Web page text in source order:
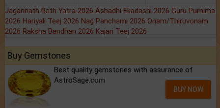
Jagannath Rath Yatra 2026 Ashadhi Ekadashi 2026 Guru Purnima
2026 Hariyali Teej 2026 Nag Panchami 2026 Onam/Thiruvonam
2026 Raksha Bandhan 2026 Kajari Teej 2026
Buy Gemstones
Best quality gemstones with assurance of
AstroSage.com
BUY NOW